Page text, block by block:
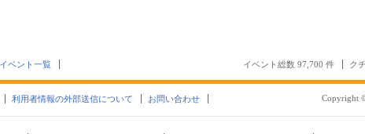
イベント一覧 イベント総数 97,700 件 ク
利用者情報の外部送信について お問い合わせ Copyright